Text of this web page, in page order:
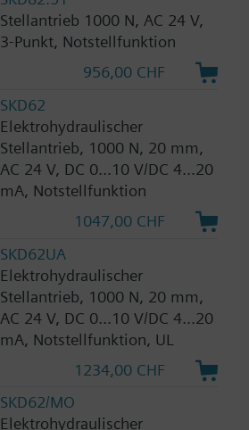
Stellantrieb 1000 N, AC 24 V,
3-Punkt, Notstellfunktion
956,00 CHF
SKD62
Elektrohydraulischer
Stellantrieb, 1000 N, 20 mm,
AC 24 V, DC 0...10 V/DC 4...20
mA, Notstellfunktion
1047,00 CHF
SKD62UA
Elektrohydraulischer
Stellantrieb, 1000 N, 20 mm,
AC 24 V, DC 0...10 V/DC 4...20
mA, Notstellfunktion, UL
1234,00 CHF
SKD62/MO
Elektrohydraulischer